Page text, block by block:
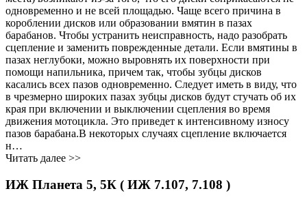
одновременно и не всей площадью. Чаще всего причина в
короблении дисков или образовании вмятин в пазах
барабанов. Чтобы устранить неисправность, надо разобрать
сцепление и заменить поврежденные детали. Если вмятины в
пазах неглубоки, можно выровнять их поверхности при
помощи напильника, причем так, чтобы зубцы дисков
касались всех пазов одновременно. Следует иметь в виду, что
в чрезмерно широких пазах зубцы дисков будут стучать об их
края при включении и выключении сцепления во время
движения мотоцикла. Это приведет к интенсивному износу
пазов барабана.В некоторых случаях сцепление включается
н…
Читать далее >>
ИЖ Планета 5, 5К ( ИЖ 7.107, 7.108 )